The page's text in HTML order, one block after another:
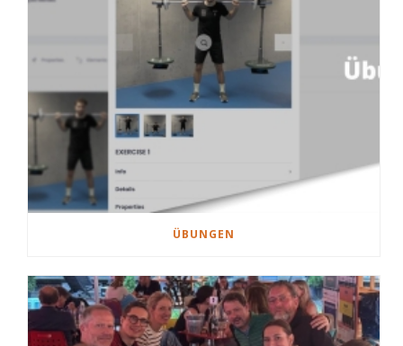
ÜBUNGEN